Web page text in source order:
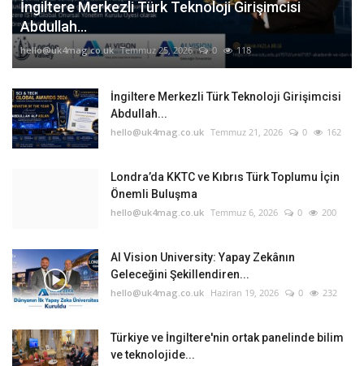
İngiltere Merkezli Türk Teknoloji Girişimcisi
Abdullah...
hello@uk4mag.co.uk Temmuz 25, 2026 0 118
İngiltere Merkezli Türk Teknoloji Girişimcisi
Abdullah...
hello@uk4mag.co.uk Temmuz 21, 2026 0 162
Londra’da KKTC ve Kıbrıs Türk Toplumu İçin
Önemli Buluşma
hello@uk4mag.co.uk Temmuz 6, 2026 0 200
AI Vision University: Yapay Zekânın
Geleceğini Şekillendiren...
hello@uk4mag.co.uk Haziran 19, 2026 0 232
Türkiye ve İngiltere'nin ortak panelinde bilim
ve teknolojide...